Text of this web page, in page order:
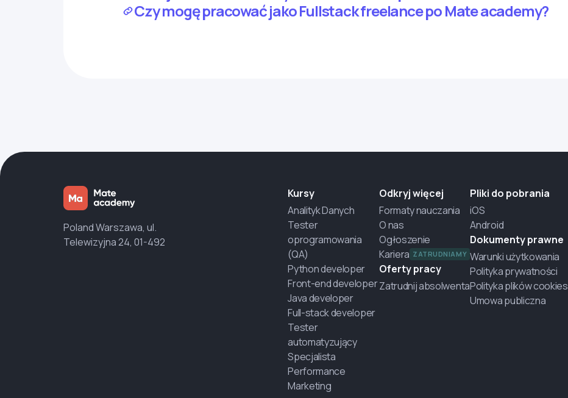
Czy mogę pracować jako Fullstack freelance po Mate academy?
Poland Warszawa, ul.
Telewizyjna 24, 01-492
Kursy
Analityk Danych
Tester
oprogramowania
(QA)
Python developer
Front-end developer
Java developer
Full-stack developer
Tester
automatyzujący
Specjalista
Performance
Marketing
Odkryj więcej
Formaty nauczania
O nas
Ogłoszenie
Kariera ZATRUDNIAMY
Oferty pracy
Zatrudnij absolwenta
Pliki do pobrania
iOS
Android
Dokumenty prawne
Warunki użytkowania
Polityka prywatności
Polityka plików cookies
Umowa publiczna